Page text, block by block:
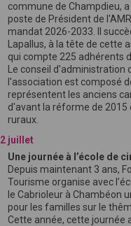
commune de Champdieu,
poste de Président de
mandat 2026-2033. Il
Lapallus, à la tête de cette
qui compte 225 adhérents
Le conseil d'administration
l'association est composé
représentent les anciens
d'avant la réforme de 2015
ruraux.
2 juillet
Une journée à l’école de
Depuis maintenant 3 ans,
Tourisme organise avec
le Cabrioleur à Chambéon
pour les familles sur le
Cette année, cette journée